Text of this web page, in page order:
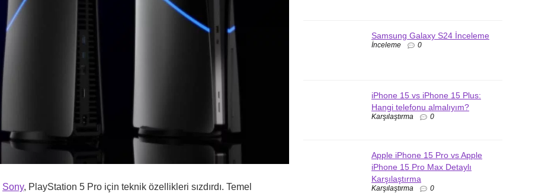
Sony, PlayStation 5 Pro için teknik özellikleri sızdırdı. Temel
Samsung Galaxy S24 İnceleme
İnceleme 0
iPhone 15 vs iPhone 15 Plus:
Hangi telefonu almalıyım?
Karşılaştırma 0
Apple iPhone 15 Pro vs Apple
iPhone 15 Pro Max Detaylı
Karşılaştırma
Karşılaştırma 0